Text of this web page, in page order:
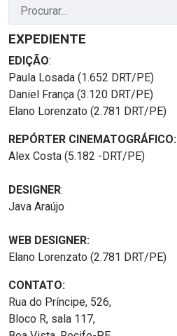
EXPEDIENTE
EDIÇÃO:
Paula Losada (1.652 DRT/PE)
Daniel França (3.120 DRT/PE)
Elano Lorenzato (2.781 DRT/PE)
REPÓRTER CINEMATOGRÁFICO:
Alex Costa (5.182 -DRT/PE)
DESIGNER:
Java Araújo
WEB DESIGNER:
Elano Lorenzato (2.781 DRT/PE)
CONTATO:
Rua do Príncipe, 526,
Bloco R, sala 117,